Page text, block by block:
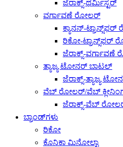
ಜೆರಾಕ್ಸ್-ಥರ್ಮಿಸ್ಟರ್
ವರ್ಗಾವಣೆ ರೋಲರ್
ಕ್ಯಾನನ್-
ರಿಕೋ-ಟ್ರಾನ್ಸ್‌ಫರ್
ಜೆರಾಕ್ಸ್-ವರ್ಗಾವಣೆ
ತ್ಯಾಜ್ಯ ಟೋನರ್ ಬಾಟಲ್
ಜೆರಾಕ್ಸ್-ತ್ಯಾಜ್ಯ
ವೆಬ್ ರೋಲರ್/ವೆಬ್
ಜೆರಾಕ್ಸ್-ವೆಬ್
ಬ್ರಾಂಡ್‌ಗಳು
ರಿಕೋ
ಕೊನಿಕಾ ಮಿನೋಲ್ಟಾ